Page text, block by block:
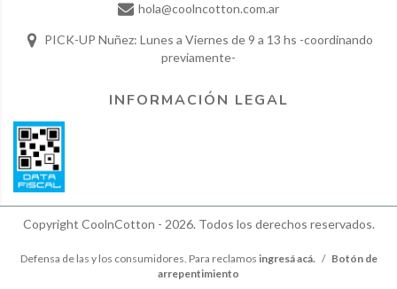
hola@coolncotton.com.ar
PICK-UP Nuñez: Lunes a Viernes de 9 a 13 hs -coordinando
previamente-
INFORMACIÓN LEGAL
Copyright CoolnCotton - 2026. Todos los derechos reservados.
Defensa de las y los consumidores. Para reclamos ingresá acá. / Botón de
arrepentimiento